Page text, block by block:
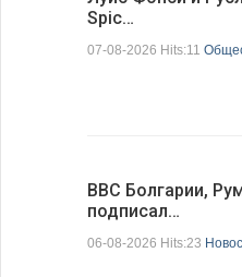
Spic…
07-08-2026 Hits:11
ВВС Болгарии,
подписал…
06-08-2026 Hits:23